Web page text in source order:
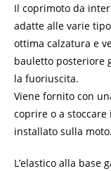
Il coprimoto da
adatte alle varie
ottima calzatura e
bauletto posteriore
la fuoriuscita.
Viene fornito con
coprire o a
installato sulla moto.
L’elastico alla base